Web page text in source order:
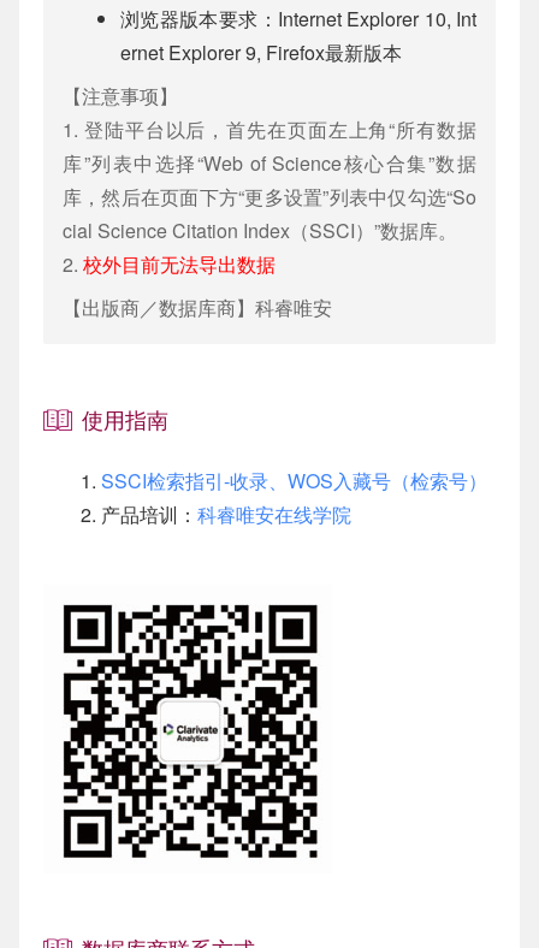
浏览器版本要求：Internet Explorer 10, Int
ernet Explorer 9, Firefox最新版本
【注意事项】
1. 登陆平台以后，首先在页面左上角“所有数据
库”列表中选择“Web of Science核心合集”数据
库，然后在页面下方“更多设置”列表中仅勾选“So
cial Science Citation Index（SSCI）”数据库。
2. 校外目前无法导出数据
【出版商／数据库商】 科睿唯安
使用指南
SSCI检索指引-收录、WOS入藏号（检索号）
产品培训： 科睿唯安在线学院